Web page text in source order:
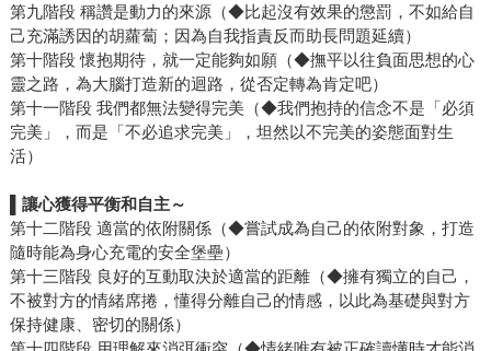
第九階段 稱讚是動力的來源（◆比起沒有效果的懲罰，不如給自
己充滿誘因的胡蘿蔔；因為自我指責反而助長問題延續）
第十階段 懷抱期待，就一定能夠如願（◆撫平以往負面思想的心
靈之路，為大腦打造新的迴路，從否定轉為肯定吧）
第十一階段 我們都無法變得完美（◆我們抱持的信念不是「必須
完美」，而是「不必追求完美」，坦然以不完美的姿態面對生
活）
讓心獲得平衡和自主～
第十二階段 適當的依附關係（◆嘗試成為自己的依附對象，打造
隨時能為身心充電的安全堡壘）
第十三階段 良好的互動取決於適當的距離（◆擁有獨立的自己，
不被對方的情緒席捲，懂得分離自己的情感，以此為基礎與對方
保持健康、密切的關係）